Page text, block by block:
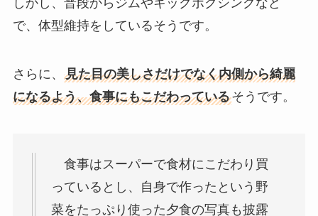
で、体型維持をしているそうです。
さらに、 見た目の美しさだけでなく内側から綺麗
になるよう、食事にもこだわっているそうです。
食事はスーパーで食材にこだわり買
っているとし、自身で作ったという野
菜をたっぷり使った夕食の写真も披露